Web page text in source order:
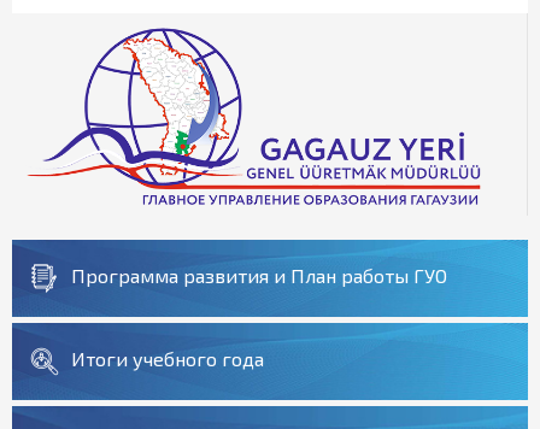
Программа развития и План работы ГУО
Итоги учебного года